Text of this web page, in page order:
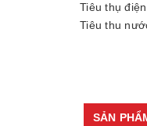
Tiêu thụ
Tiêu thụ
Rapid (Rửa
SẢN